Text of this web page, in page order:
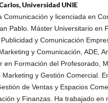
Universidad UNIE
Comunicación y licenciada en
Pablo. Máster Universitario en
y Comunicación
y Comunicación, ADE,
en Formación del Profesorado,
y Gestión Comercial.
de Ventas y Espacios
y Finanzas. Ha trabajado en